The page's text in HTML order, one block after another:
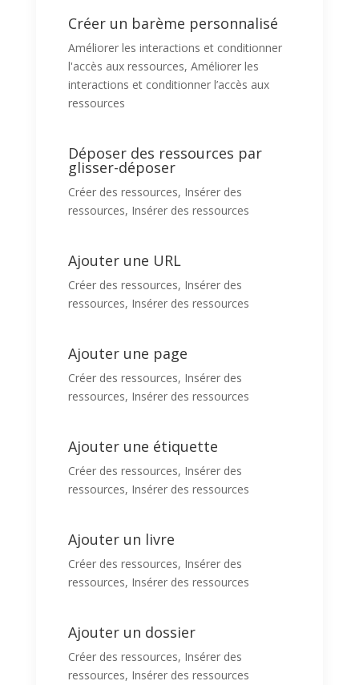
Créer un barème personnalisé
Améliorer les interactions et conditionner
l'accès aux ressources, Améliorer les
interactions et conditionner l’accès aux
ressources
Déposer des ressources par
glisser-déposer
Créer des ressources, Insérer des
ressources, Insérer des ressources
Ajouter une URL
Créer des ressources, Insérer des
ressources, Insérer des ressources
Ajouter une page
Créer des ressources, Insérer des
ressources, Insérer des ressources
Ajouter une étiquette
Créer des ressources, Insérer des
ressources, Insérer des ressources
Ajouter un livre
Créer des ressources, Insérer des
ressources, Insérer des ressources
Ajouter un dossier
Créer des ressources, Insérer des
ressources, Insérer des ressources